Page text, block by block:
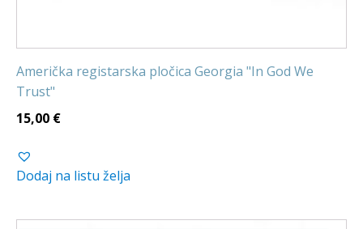
Američka registarska pločica Georgia "In God We
Trust"
15,00 €
Dodaj na listu želja